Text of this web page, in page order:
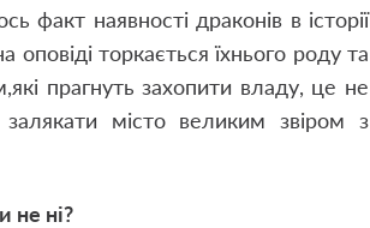
факт наявності драконів в історії
торкається їхнього роду та
,які прагнуть захопити владу, це не
місто великим звіром з
не ні?